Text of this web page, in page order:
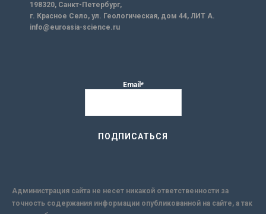
198320, Санкт-Петербург,
г. Красное Село, ул. Геологическая, дом 44, ЛИТ А.
info@euroasia-science.ru
Email*
Администрация сайта не несет никакой ответственности за
точность содержания информации опубликованной на сайте, а так